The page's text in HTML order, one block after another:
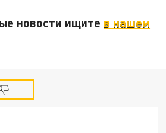
новости ищите в нашем